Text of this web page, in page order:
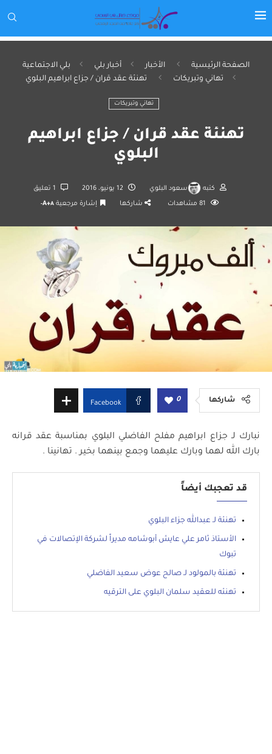
الصفحة الرئيسية الأخبار أخبار بلي
بلي الاجتماعية
تهاني وتبريكات
تهنئة عقد قران / جزاع ابراهيم البلوي
تهاني وتبريكات
تهنئة عقد قران / جزاع ابراهيم
البلوي
كتبه سعود البلوي 12 يونيو، 2016
81 مشاهدات شاركها إشارة مرجعية A+A-
شاركها 0
Facebook
نبارك لـ جزاع ابراهيم مفلح الفاضلي البلوي بمناسبة عقد قرانه
بارك الله لهما وبارك عليهما وجمع بينهما بخير . تهانينا .
قد تعجبك أيضاً
تهنئة لـ عبدالله جزاء البلوي
الأستاذ ثامر علي عايش أبوشامه مديراً لشركة الإتصالات في
تبوك
تهنئة بالمولود لـ صالح عوض سعيد الفاضلي
تهنئه للعقيد سلمان البلوي على الترقيه